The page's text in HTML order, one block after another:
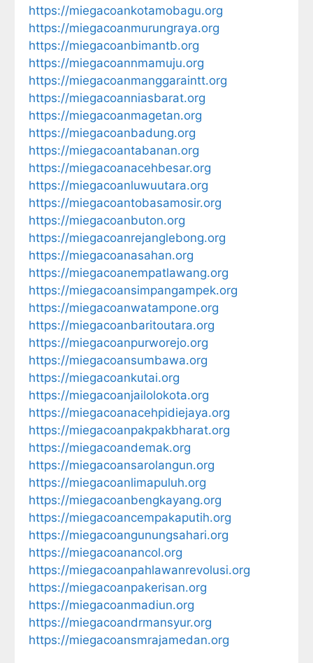
https://miegacoankotamobagu.org
https://miegacoanmurungraya.org
https://miegacoanbimantb.org
https://miegacoannmamuju.org
https://miegacoanmanggaraintt.org
https://miegacoanniasbarat.org
https://miegacoanmagetan.org
https://miegacoanbadung.org
https://miegacoantabanan.org
https://miegacoanacehbesar.org
https://miegacoanluwuutara.org
https://miegacoantobasamosir.org
https://miegacoanbuton.org
https://miegacoanrejanglebong.org
https://miegacoanasahan.org
https://miegacoanempatlawang.org
https://miegacoansimpangampek.org
https://miegacoanwatampone.org
https://miegacoanbaritoutara.org
https://miegacoanpurworejo.org
https://miegacoansumbawa.org
https://miegacoankutai.org
https://miegacoanjailolokota.org
https://miegacoanacehpidiejaya.org
https://miegacoanpakpakbharat.org
https://miegacoandemak.org
https://miegacoansarolangun.org
https://miegacoanlimapuluh.org
https://miegacoanbengkayang.org
https://miegacoancempakaputih.org
https://miegacoangunungsahari.org
https://miegacoanancol.org
https://miegacoanpahlawanrevolusi.org
https://miegacoanpakerisan.org
https://miegacoanmadiun.org
https://miegacoandrmansyur.org
https://miegacoansmrajamedan.org